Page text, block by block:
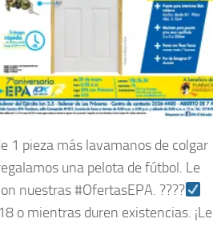
1 pieza más lavamanos de colgar
una pelota de fútbol. Le
nuestras #OfertasEPA. ????
o mientras duren existencias. ¡Le